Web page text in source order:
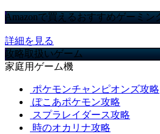
Amazonで買えるおすすめゲーミン
詳細を見る
攻略取扱いゲーム
家庭用ゲーム機
ポケモンチャンピオンズ攻略
ぽこあポケモン攻略
スプラレイダース攻略
時のオカリナ攻略